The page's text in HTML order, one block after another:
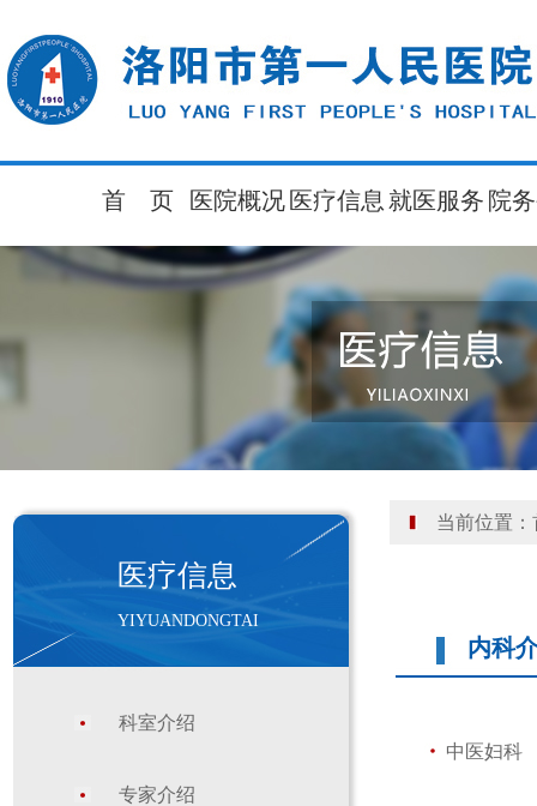
首 页 医院概况 医疗信息 就医服务 院
医疗信息
YIYUANDONGTAI
科室介绍
专家介绍
当前位置：
内科介
中医妇科